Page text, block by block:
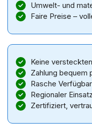
Umwelt- und
Faire Preise –
Keine
Zahlung bequem
Rasche
Regionaler
Zertifiziert,